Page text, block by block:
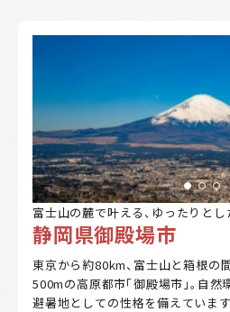
富士山の麓で叶える、ゆったりとし
静岡県御殿場市
東京から約80km、富士山と箱根の
500mの高原都市「御殿場市」。自然
避暑地としての性格を備えていま